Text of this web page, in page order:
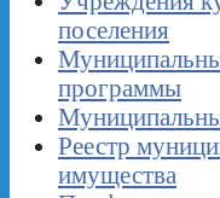
поселения
программы
Реестр
имущества